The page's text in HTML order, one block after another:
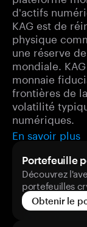
d'actifs
KAG est de
physique
une réserve
mondiale.
monnaie
frontières de
volatilité
numériques.
En savoir plus
Portefeuille
Découvrez
portefeuilles
Obtenir le